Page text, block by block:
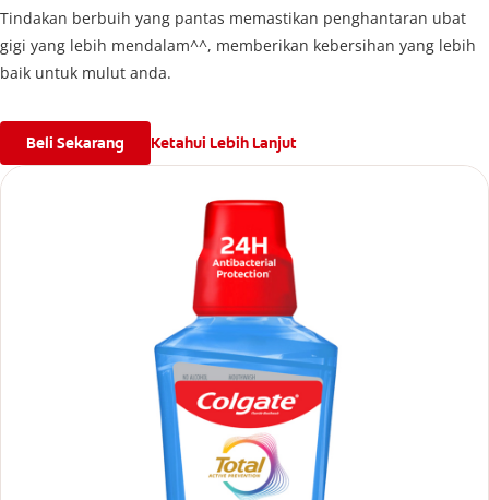
Tindakan berbuih yang pantas memastikan penghantaran ubat
gigi yang lebih mendalam^^, memberikan kebersihan yang lebih
baik untuk mulut anda.
Beli Sekarang Ketahui Lebih Lanjut